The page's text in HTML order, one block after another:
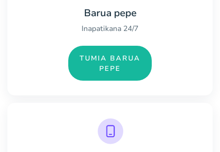
Barua pepe
Inapatikana 24/7
TUMIA BARUA
PEPE